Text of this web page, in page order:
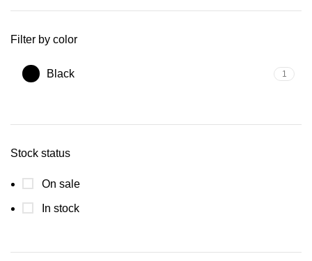
Filter by color
Black 1
Stock status
On sale
In stock